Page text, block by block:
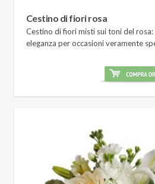
Cestino di fiori rosa
Cestino di fiori misti sui toni del
eleganza per occasioni veramente